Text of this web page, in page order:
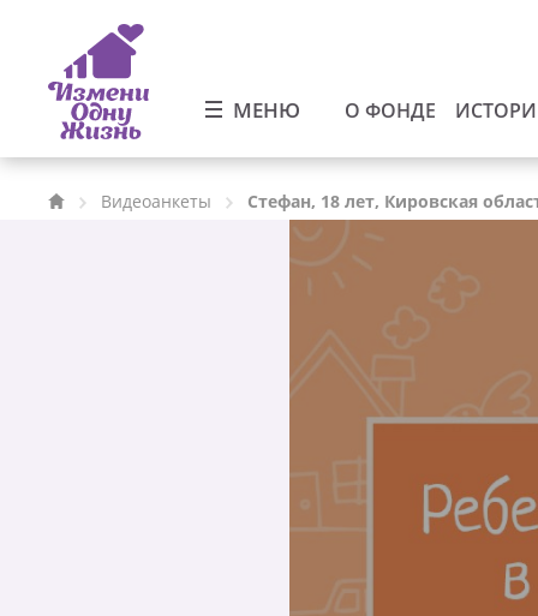
МЕНЮ О ФОНДЕ
Видеоанкеты Стефан, 18 лет, Кировская